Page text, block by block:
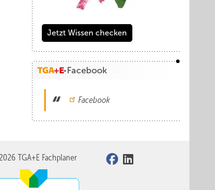
Jetzt Wissen checken
Facebook
Facebook
TGA+E Fachplaner